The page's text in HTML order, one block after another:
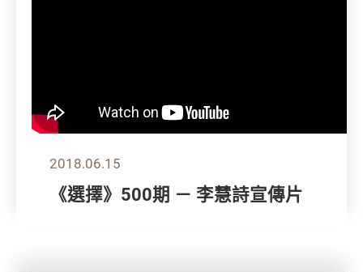
2018.06.15
《選擇》500期 － 李慧詩宣傳片